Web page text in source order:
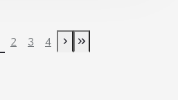
side
2 3 4
Næste side
Last Page